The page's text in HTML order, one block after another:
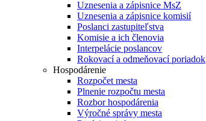
Uznesenia a zápisnice MsZ
Uznesenia a zápisnice komisií
Poslanci zastupiteľstva
Komisie a ich členovia
Interpelácie poslancov
Rokovací a odmeňovací poriadok
Hospodárenie
Rozpočet mesta
Plnenie rozpočtu mesta
Rozbor hospodárenia
Výročné správy mesta